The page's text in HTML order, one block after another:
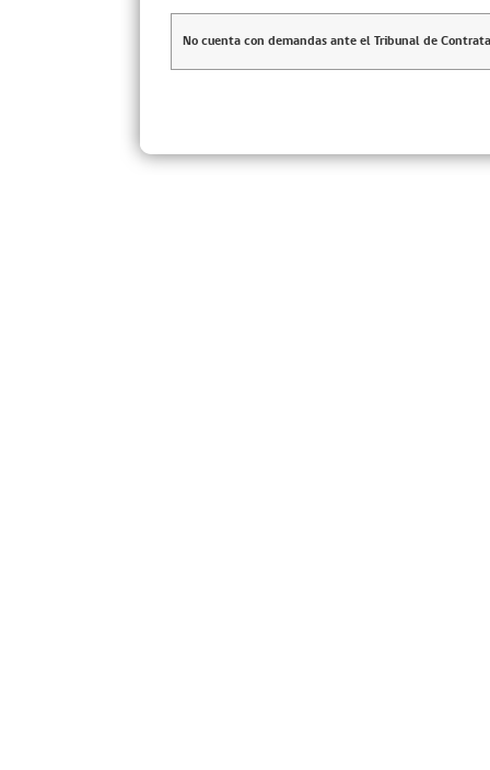
No cuenta con demandas ante el Tribunal de